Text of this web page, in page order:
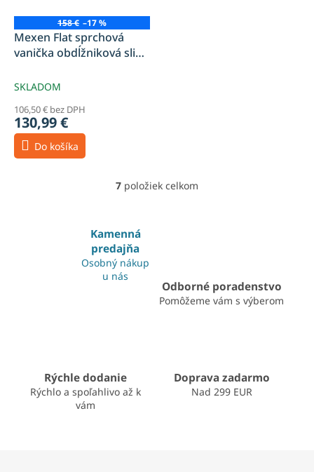
158 € –17 %
Mexen Flat sprchová
vanička obdĺžniková slim
40108090
SKLADOM
106,50 € bez DPH
130,99 €
Do košíka
O
e
7 položiek celkom
Kamenná
predajňa
Osobný nákup
u nás
Odborné poradenstvo
Pomôžeme vám s výberom
Rýchle dodanie
Rýchlo a spoľahlivo až k
vám
Doprava zadarmo
Nad 299 EUR